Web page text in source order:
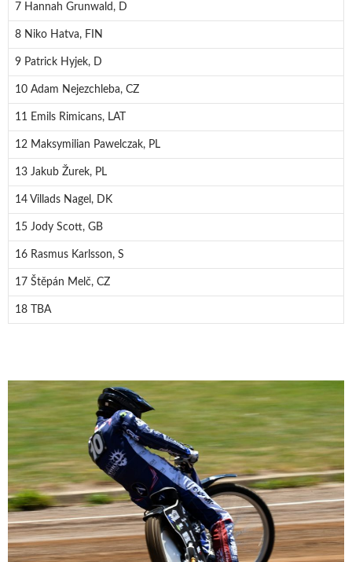
7 Hannah Grunwald, D
8 Niko Hatva, FIN
9 Patrick Hyjek, D
10 Adam Nejezchleba, CZ
11 Emils Rimicans, LAT
12 Maksymilian Pawelczak, PL
13 Jakub Žurek, PL
14 Villads Nagel, DK
15 Jody Scott, GB
16 Rasmus Karlsson, S
17 Štěpán Melč, CZ
18 TBA